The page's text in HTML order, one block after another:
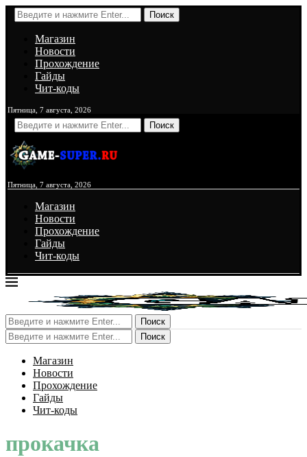
Поиск
Магазин
Новости
Прохождение
Гайды
Чит-коды
Пятница, 7 августа, 2026
Поиск
Пятница, 7 августа, 2026
Магазин
Новости
Прохождение
Гайды
Чит-коды
Поиск
Поиск
Магазин
Новости
Прохождение
Гайды
Чит-коды
прокачка